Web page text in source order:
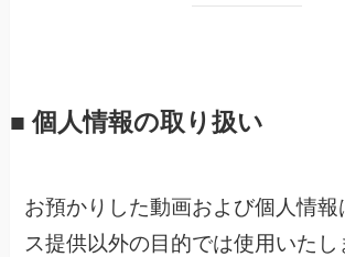
■ 個人情報の取り扱い
お預かりした動画および個人情
ス提供以外の目的では使用いたし